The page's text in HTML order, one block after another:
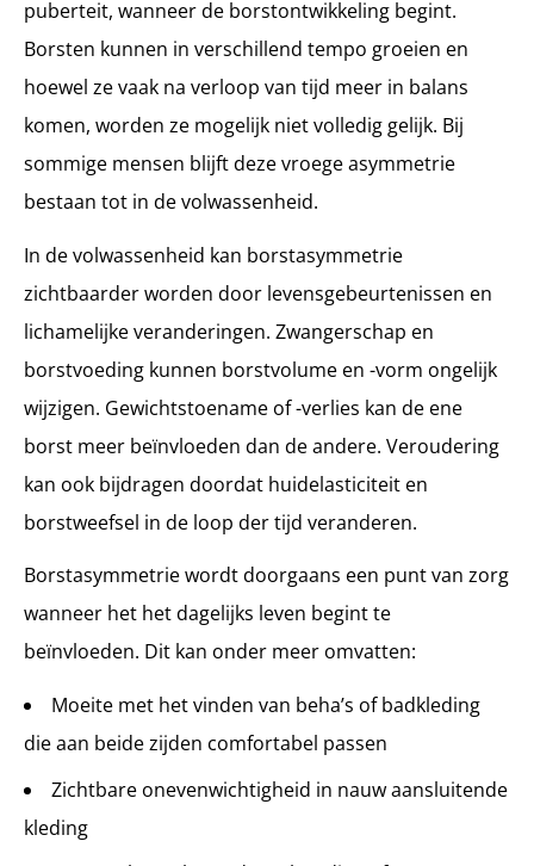
puberteit, wanneer de borstontwikkeling begint.
Borsten kunnen in verschillend tempo groeien en
hoewel ze vaak na verloop van tijd meer in balans
komen, worden ze mogelijk niet volledig gelijk. Bij
sommige mensen blijft deze vroege asymmetrie
bestaan tot in de volwassenheid.
In de volwassenheid kan borstasymmetrie
zichtbaarder worden door levensgebeurtenissen en
lichamelijke veranderingen. Zwangerschap en
borstvoeding kunnen borstvolume en -vorm ongelijk
wijzigen. Gewichtstoename of -verlies kan de ene
borst meer beïnvloeden dan de andere. Veroudering
kan ook bijdragen doordat huidelasticiteit en
borstweefsel in de loop der tijd veranderen.
Borstasymmetrie wordt doorgaans een punt van zorg
wanneer het het dagelijks leven begint te
beïnvloeden. Dit kan onder meer omvatten:
Moeite met het vinden van beha’s of badkleding
die aan beide zijden comfortabel passen
Zichtbare onevenwichtigheid in nauw aansluitende
kleding